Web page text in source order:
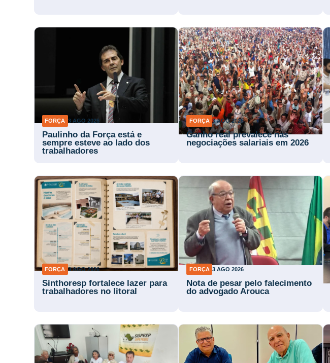
FORÇA 3 AGO 2026
Paulinho da Força está e
sempre esteve ao lado dos
trabalhadores
FORÇA 3 AGO 2026
Ganho real prevalece nas
negociações salariais em 2026
FORÇA 3 AGO 2026
Sinthoresp fortalece lazer para
trabalhadores no litoral
FORÇA 3 AGO 2026
Nota de pesar pelo falecimento
do advogado Arouca